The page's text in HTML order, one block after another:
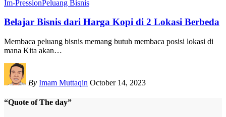
Im-PressionPeluang Bisnis
Belajar Bisnis dari Harga Kopi di 2 Lokasi Berbeda
Membaca peluang bisnis memang butuh membaca posisi lokasi di
mana Kita akan…
By Imam Muttaqin October 14, 2023
“Quote of The day”